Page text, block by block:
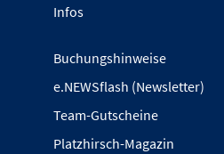
Infos
Buchungshinweise
e.NEWSflash (Newsletter)
Team-Gutscheine
Platzhirsch-Magazin